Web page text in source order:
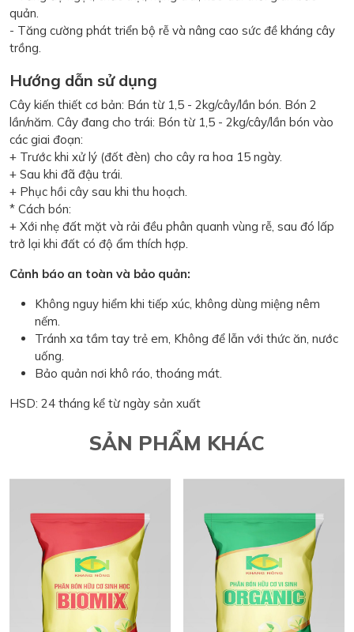
quản.
- Tăng cường phát triển bộ rễ và nâng cao sức đề kháng cây
trồng.
Hướng dẫn sử dụng
Cây kiến thiết cơ bản: Bán từ 1,5 - 2kg/cây/lần bón. Bón 2
lần/năm. Cây đang cho trái: Bón từ 1,5 - 2kg/cây/lần bón vào
các giai đoạn:
+ Trước khi xử lý (đốt đèn) cho cây ra hoa 15 ngày.
+ Sau khi đã đậu trái.
+ Phục hồi cây sau khi thu hoạch.
* Cách bón:
+ Xới nhẹ đất mặt và rải đều phân quanh vùng rễ, sau đó lấp
trở lại khi đất có độ ẩm thích hợp.
Cảnh báo an toàn và bảo quản:
Không nguy hiểm khi tiếp xúc, không dùng miệng nêm
nếm.
Tránh xa tầm tay trẻ em, Không để lẫn với thức ăn, nước
uống.
Bảo quản nơi khô ráo, thoáng mát.
HSD: 24 tháng kể từ ngày sản xuất
SẢN PHẨM KHÁC